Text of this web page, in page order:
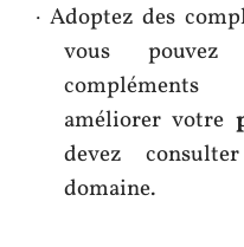
· Adoptez des
vous
améliorer votre
devez
domaine.